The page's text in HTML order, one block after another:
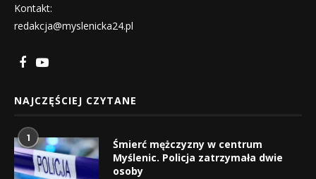
Kontakt:
redakcja@myslenicka24.pl
NAJCZĘŚCIEJ CZYTANE
1
Śmierć mężczyzny w centrum
Myślenic. Policja zatrzymała dwie
osoby